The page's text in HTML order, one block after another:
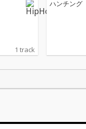
1 track
ハンチング